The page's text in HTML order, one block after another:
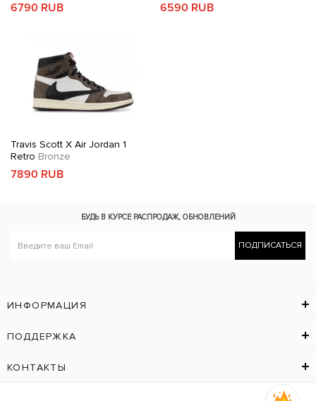
6790 RUB 6590 RUB
Travis Scott X Air Jordan 1
Retro Bronze
7890 RUB
БУДЬ В КУРСЕ РАСПРОДАЖ, ОБНОВЛЕНИЙ
ПОДПИСАТЬСЯ
ИНФОРМАЦИЯ
ПОДДЕРЖКА
КОНТАКТЫ